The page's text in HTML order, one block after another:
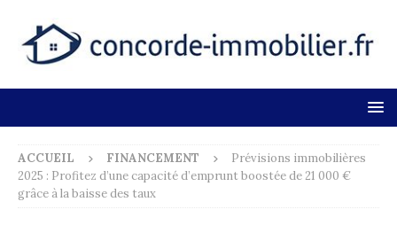
ACCUEIL FINANCEMENT
Prévisions immobilières
2025 : Profitez d’une capacité d’emprunt boostée de 21 000 €
grâce à la baisse des taux